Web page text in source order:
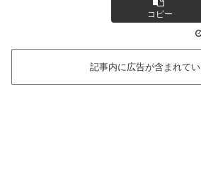
コピー
記事内に広告が含まれてい